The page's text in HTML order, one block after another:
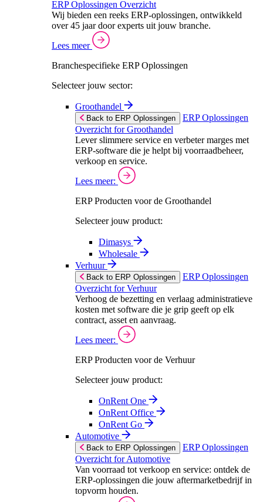
ERP Oplossingen Overzicht
Wij bieden een reeks ERP-oplossingen, ontwikkeld
over 45 jaar door experts uit jouw branche.
Lees meer
Branchespecifieke ERP Oplossingen
Selecteer jouw sector:
Groothandel
Back to ERP Oplossingen
ERP Oplossingen
Overzicht for Groothandel
Lever slimmere service en verbeter marges met
ERP-software die je helpt bij voorraadbeheer,
verkoop en service.
Lees meer:
ERP Producten voor de Groothandel
Selecteer jouw product:
Dimasys
Wholesale
Verhuur
Back to ERP Oplossingen
ERP Oplossingen
Overzicht for Verhuur
Verhoog de bezetting en verlaag administratieve
kosten met software die je grip geeft op elk
contract, asset en aanvraag.
Lees meer:
ERP Producten voor de Verhuur
Selecteer jouw product:
OnRent One
OnRent Office
OnRent Go
Automotive
Back to ERP Oplossingen
ERP Oplossingen
Overzicht for Automotive
Van voorraad tot verkoop en service: ontdek de
ERP-oplossingen die jouw aftermarketbedrijf in
topvorm houden.